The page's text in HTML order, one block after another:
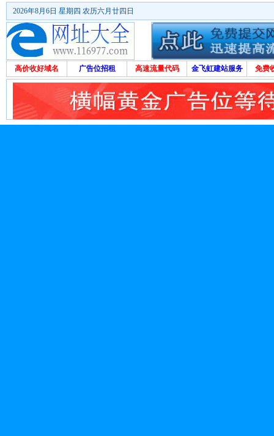
2026年8月6日 星期四 农历六月廿四日
高价收好域名 广告位招租 高速流量代码 金飞虹建站服务 免费